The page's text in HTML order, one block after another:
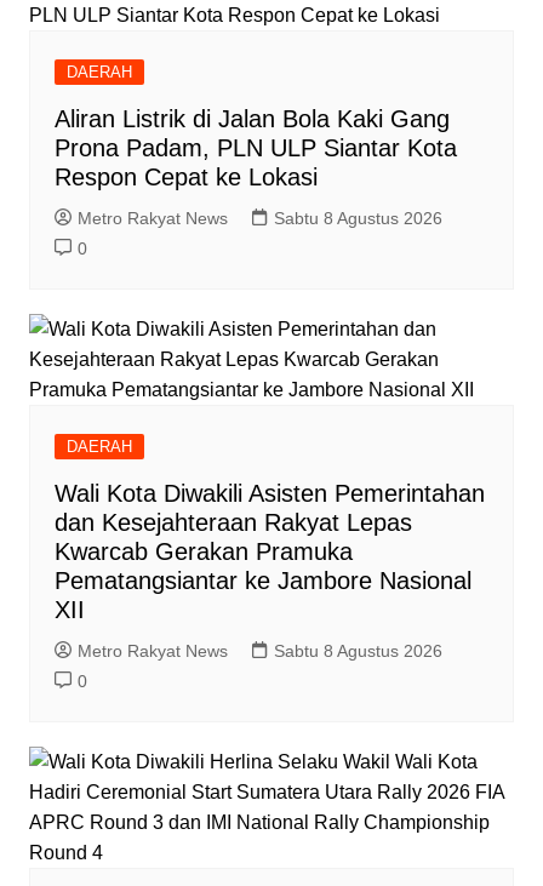
DAERAH
Aliran Listrik di Jalan Bola Kaki Gang
Prona Padam, PLN ULP Siantar Kota
Respon Cepat ke Lokasi
Metro Rakyat News
Sabtu 8 Agustus 2026
0
DAERAH
Wali Kota Diwakili Asisten Pemerintahan
dan Kesejahteraan Rakyat Lepas
Kwarcab Gerakan Pramuka
Pematangsiantar ke Jambore Nasional
XII
Metro Rakyat News
Sabtu 8 Agustus 2026
0